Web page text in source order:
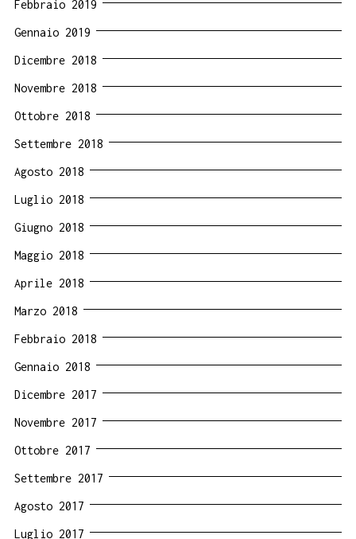
Febbraio 2019
Gennaio 2019
Dicembre 2018
Novembre 2018
Ottobre 2018
Settembre 2018
Agosto 2018
Luglio 2018
Giugno 2018
Maggio 2018
Aprile 2018
Marzo 2018
Febbraio 2018
Gennaio 2018
Dicembre 2017
Novembre 2017
Ottobre 2017
Settembre 2017
Agosto 2017
Luglio 2017